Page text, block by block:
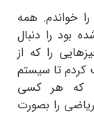
خواندم. همه
بود را دنبال
را که از
کردم تا سیستم
که هر کسی
را بصورت